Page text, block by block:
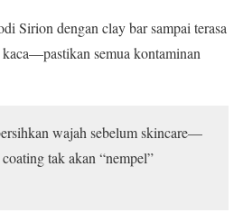
Sirion dengan clay bar sampai terasa
semua kontaminan
wajah sebelum skincare—
tak akan “nempel”